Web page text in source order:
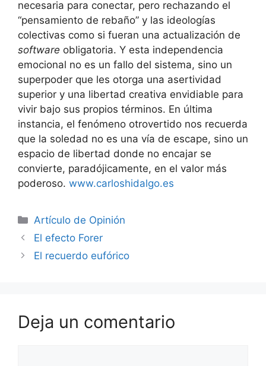
necesaria para conectar, pero rechazando el
“pensamiento de rebaño” y las ideologías
colectivas como si fueran una actualización de
software obligatoria. Y esta independencia
emocional no es un fallo del sistema, sino un
superpoder que les otorga una asertividad
superior y una libertad creativa envidiable para
vivir bajo sus propios términos. En última
instancia, el fenómeno otrovertido nos recuerda
que la soledad no es una vía de escape, sino un
espacio de libertad donde no encajar se
convierte, paradójicamente, en el valor más
poderoso. www.carloshidalgo.es
Artículo de Opinión
El efecto Forer
El recuerdo eufórico
Deja un comentario